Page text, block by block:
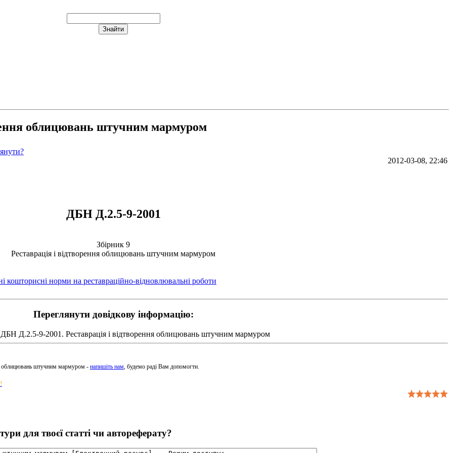
облицювань штучним мармуром
2012-03-08, 22:46
ДБН Д.2.5-9-2001
Збірник 9
Реставрація і відтворення облицювань штучним мармуром
кошторисні норми на реставраційно-відновлювальні роботи
Переглянути довідкову інформацію:
ДБН Д.2.5-9-2001. Реставрація і відтворення облицювань штучним мармуром
облицювань штучним мармуром - напишіть нам, будемо раді Вам допомогти.
для твоєї статті чи автореферату?